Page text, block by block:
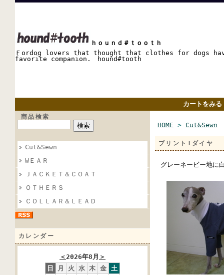
ｈｏｕｎｄ＃ｔｏｏｔｈ
Ｆordog lovers that thought that clothes for dogs
favorite companion. hound#tooth
カートをみる
商品検索
Cut&Sewn
WＥＡＲ
ＪＡＣＫＥＴ＆ＣＯＡＴ
ＯＴＨＥＲＳ
ＣＯＬＬＡＲ＆ＬＥＡＤ
カレンダー
＜2026年8月 ＞
日
月 火 水 木 金 土
HOME > Cut&Sewn
プリントTダイヤ
グレーネービー地に